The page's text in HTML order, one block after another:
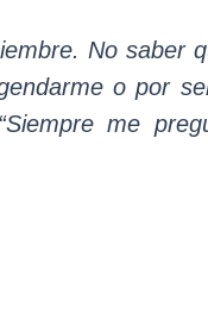
No saber
o por
me